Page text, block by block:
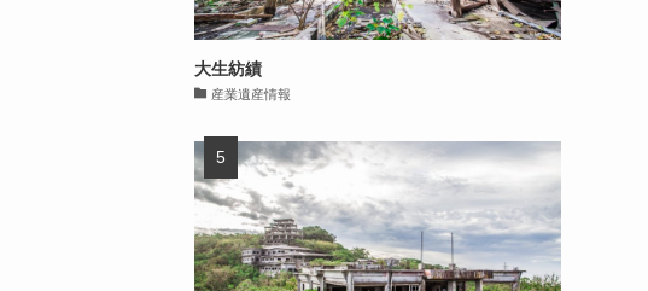
大生紡績
産業遺産情報